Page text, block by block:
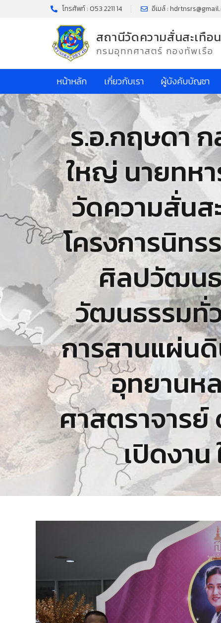
โทรศัพท์ : 053 2211 14 อีเมล์ :
สถานีวัดความสั่นสะเทือ
กรมอุทกศาสตร์ กองทัพเรือ
หน้าหลัก เกี่ยวกับเรา ผู้บังคับบัญชา
ร.อ.กฤษดา
ใหญ่ นายทห
วัดความสั่นส
โครงการนิทร
ศิลปวัฒนธ
วัฒนธรรมทั่
การสานแผ่
อุทยานห
ศาสตราจาร
เปิดงา